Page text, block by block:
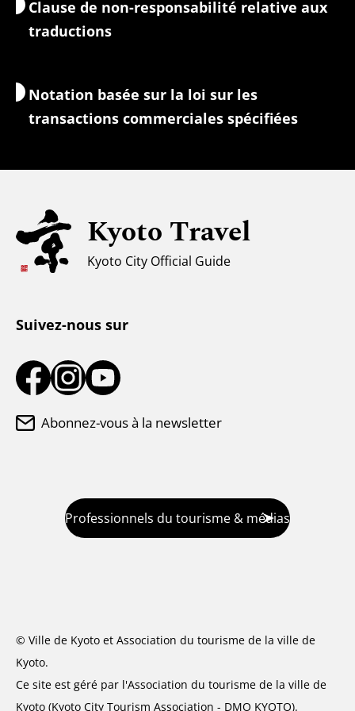
Hébergement
Guides-interprètes
Accès Wi-Fi
Informations de sécurité
Tourisme universel
Climat et vêtements
Centre d'information touristique
Clause de non-responsabilité relative aux
traductions
Notation basée sur la loi sur les
transactions commerciales spécifiées
Kyoto Travel
Kyoto City Official Guide
Suivez-nous sur
Abonnez-vous à la newsletter
Professionnels du tourisme & médias
© Ville de Kyoto et Association du tourisme de la ville de
Kyoto.
Ce site est géré par l'Association du tourisme de la ville de
Kyoto (Kyoto City Tourism Association - DMO KYOTO).